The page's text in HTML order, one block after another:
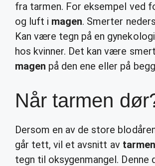
fra tarmen. For eksempel ved
og luft i magen. Smerter
Kan være tegn på en
hos kvinner. Det kan være
magen på den ene eller på
Når tarmen
Dersom en av de store
går tett, vil et avsnitt av tarmen
tegn til oksygenmangel. Denne